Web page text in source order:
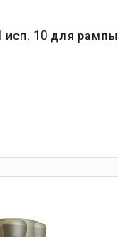
исп. 10 для рампы
В КОРЗИНУ